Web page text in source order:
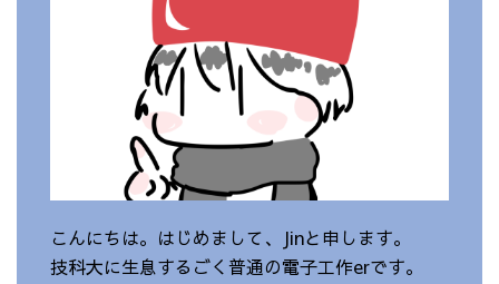
こんにちは。はじめまして、Jinと申します。
技科大に生息するごく普通の電子工作erです。